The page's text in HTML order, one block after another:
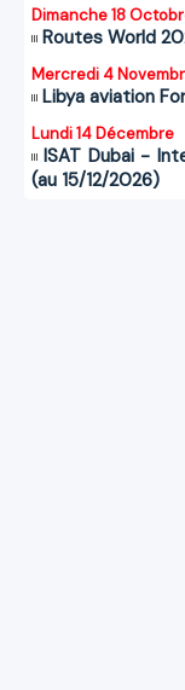
Dimanche 18
Routes World
Mercredi 4
Libya aviation
Lundi 14 Décembre
ISAT Dubai -
(au 15/12/2026)